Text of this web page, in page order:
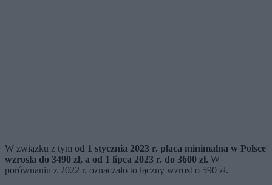
W związku z tym od 1 stycznia 2023 r. płaca minimalna w Polsce
wzrosła do 3490 zł, a od 1 lipca 2023 r. do 3600 zł. W
porównaniu z 2022 r. oznaczało to łączny wzrost o 590 zł.